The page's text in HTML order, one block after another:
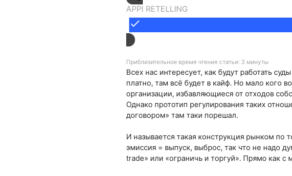
APPI RETELLING
done
Приблизительное время чтения статьи: 3 минуты
Всех нас интересует, как будут работать
платно, там всё будет в кайф. Но мало кого
организации, избавляющиеся от отходов
Однако прототип регулирования таких
договором» там таки порешал.
И называется такая конструкция рынком по
эмиссия = выпуск, выброс, так что не надо
trade» или «ограничь и торгуй». Прямо как с